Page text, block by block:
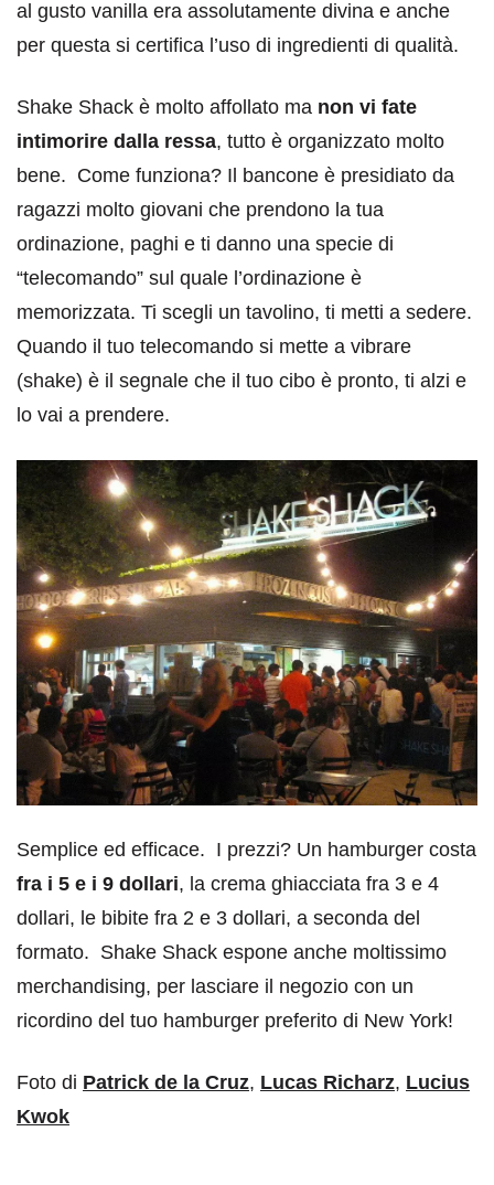
al gusto vanilla era assolutamente divina e anche
per questa si certifica l’uso di ingredienti di qualità.
Shake Shack è molto affollato ma non vi fate
intimorire dalla ressa, tutto è organizzato molto
bene. Come funziona? Il bancone è presidiato da
ragazzi molto giovani che prendono la tua
ordinazione, paghi e ti danno una specie di
“telecomando” sul quale l’ordinazione è
memorizzata. Ti scegli un tavolino, ti metti a sedere.
Quando il tuo telecomando si mette a vibrare
(shake) è il segnale che il tuo cibo è pronto, ti alzi e
lo vai a prendere.
Semplice ed efficace. I prezzi? Un hamburger costa
fra i 5 e i 9 dollari, la crema ghiacciata fra 3 e 4
dollari, le bibite fra 2 e 3 dollari, a seconda del
formato. Shake Shack espone anche moltissimo
merchandising, per lasciare il negozio con un
ricordino del tuo hamburger preferito di New York!
Foto di Patrick de la Cruz, Lucas Richarz, Lucius
Kwok